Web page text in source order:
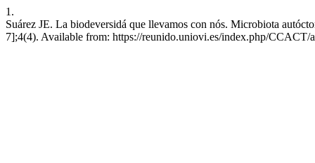
1.
Suárez JE. La biodeversidá que llevamos con nós. Microbiota
7];4(4). Available from: https://reunido.uniovi.es/index.php/CCACT/